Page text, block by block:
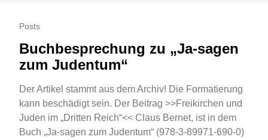
Posts
Buchbesprechung zu „Ja-sagen
zum Judentum“
Der Artikel stammt aus dem Archiv! Die Formatierung
kann beschädigt sein. Der Beitrag >>Freikirchen und
Juden im „Dritten Reich“<< Claus Bernet, ist in dem
Buch „Ja-sagen zum Judentum“ (978-3-89971-690-0)